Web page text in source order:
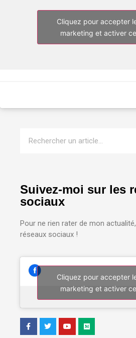
Cliquez pour accepter
marketing et activer
Suivez-moi sur les
sociaux
Pour ne rien rater de mon
réseaux sociaux !
Cliquez pour accepter
marketing et activer